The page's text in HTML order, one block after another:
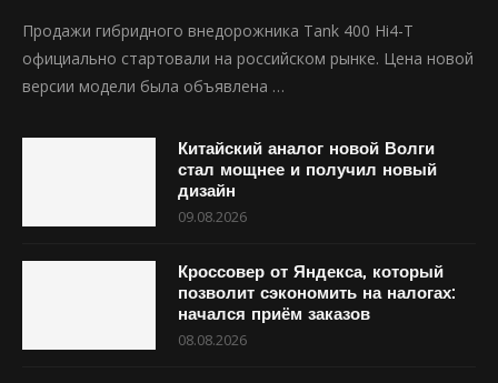
Продажи гибридного внедорожника Tank 400 Hi4-T
официально стартовали на российском рынке. Цена новой
версии модели была объявлена …
Китайский аналог новой Волги
стал мощнее и получил новый
дизайн
09.08.2026
Кроссовер от Яндекса, который
позволит сэкономить на налогах:
начался приём заказов
08.08.2026